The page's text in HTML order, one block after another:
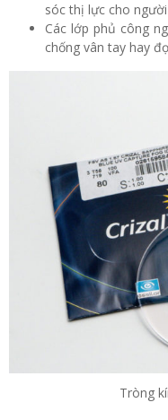
sóc thị lực cho
Các lớp phủ công
chống vân tay hay
Tròng